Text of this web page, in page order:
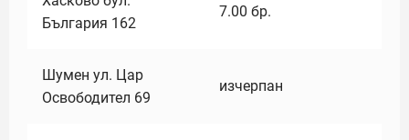
България 162
7.00 бр.
Шумен ул. Цар
Освободител 69
изчерпан